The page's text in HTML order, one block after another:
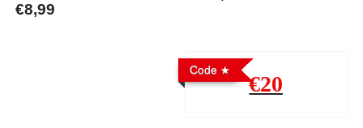
€8,99
Code
€20